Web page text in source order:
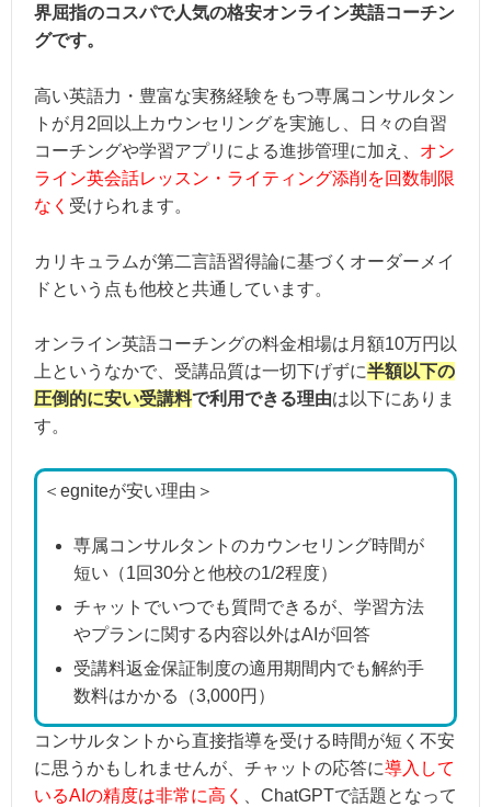
受講料金
TOEIC L&Rスコアアップ保証ベーシ
＊入会金無料
総合評価
指導の独自性：★★★☆☆
講師の質 ：★★★★★
サポート体制：★★☆☆☆
保証の充実度：★★★★★
界屈指のコスパで人気の格安オンライン英語コーチン
グです。
高い英語力・豊富な実務経験をもつ専属コンサルタン
トが月2回以上カウンセリングを実施し、日々の自習
コーチングや学習アプリによる進捗管理に加え、 オン
ライン英会話レッスン・ライティング添削を回数制限
なく 受けられます。
カリキュラムが第二言語習得論に基づくオーダーメイ
ドという点も他校と共通しています。
オンライン英語コーチングの料金相場は月額10万円以
上というなかで、受講品質は一切下げずに半額以下の
圧倒的に安い受講料で利用できる理由は以下にありま
す。
＜egniteが安い理由＞
専属コンサルタントのカウンセリング時間が
短い（1回30分と他校の1/2程度）
チャットでいつでも質問できるが、学習方法
やプランに関する内容以外はAIが回答
受講料返金保証制度の適用期間内でも解約手
数料はかかる（3,000円）
コンサルタントから直接指導を受ける時間が短く不安
に思うかもしれませんが、チャットの応答に導入して
いるAIの精度は非常に高く
、ChatGPTで話題となって